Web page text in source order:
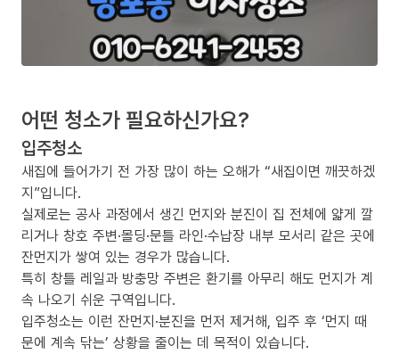
어떤 청소가 필요하신가요?
입주청소
새집에 들어가기 전 가장 많이 하는 오해가 “새집이면 깨끗하겠
지”입니다.
실제로는 공사 과정에서 생긴 먼지와 분진이 집 전체에 얇게 깔
리거나 창호 주변·몰딩·문틀 라인·수납장 내부 모서리 같은 곳에
잔먼지가 쌓여 있는 경우가 많습니다.
특히 창틀 레일과 방충망 주변은 환기를 아무리 해도 먼지가 계
속 나오기 쉬운 구역입니다.
입주청소는 이런 잔먼지·분진을 먼저 제거해, 입주 후 ‘먼지 때
문에 계속 닦는’ 상황을 줄이는 데 목적이 있습니다.